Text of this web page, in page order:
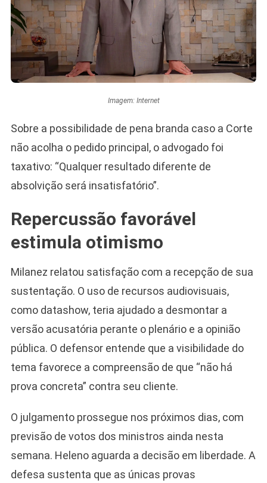
Imagem: Internet
Sobre a possibilidade de pena branda caso a Corte
não acolha o pedido principal, o advogado foi
taxativo: “Qualquer resultado diferente de
absolvição será insatisfatório”.
Repercussão favorável
estimula otimismo
Milanez relatou satisfação com a recepção de sua
sustentação. O uso de recursos audiovisuais,
como datashow, teria ajudado a desmontar a
versão acusatória perante o plenário e a opinião
pública. O defensor entende que a visibilidade do
tema favorece a compreensão de que “não há
prova concreta” contra seu cliente.
O julgamento prossegue nos próximos dias, com
previsão de votos dos ministros ainda nesta
semana. Heleno aguarda a decisão em liberdade. A
defesa sustenta que as únicas provas